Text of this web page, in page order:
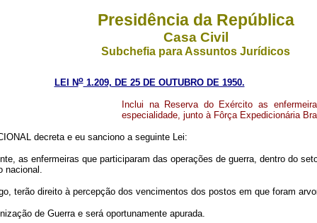
Presidência da República
Casa Civil
Subchefia para Assuntos Jurídicos
LEI No1.209, DE 25 DE OUTUBRO DE 1950.
Inclui na Reserva do Exército as
especialidade, junto à Fôrça Expedicionária
decreta e eu sanciono a seguinte Lei:
as enfermeiras que participaram das operações de guerra, dentro do
nacional.
terão direito à percepção dos vencimentos dos postos em que foram
de Guerra e será oportunamente apurada.